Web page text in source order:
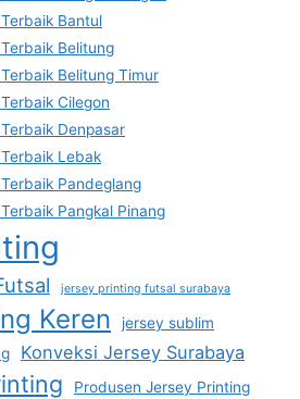
Bantul
Belitung
Belitung Timur
Cilegon
Denpasar
Lebak
Pandeglang
Pangkal Pinang
jersey printing futsal surabaya
Keren
jersey sublim
Konveksi Jersey Surabaya
Produsen Jersey Printing